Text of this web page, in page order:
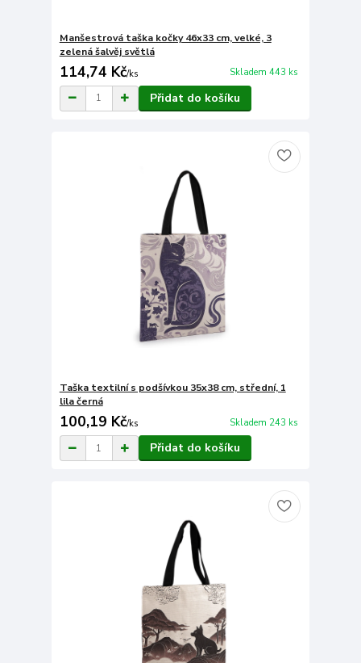
Manšestrová taška kočky 46x33 cm, velké, 3
zelená šalvěj světlá
114,74 Kč/ks Skladem 443 ks
Přidat do košíku
Taška textilní s podšívkou 35x38 cm, střední, 1
lila černá
100,19 Kč/ks Skladem 243 ks
Přidat do košíku